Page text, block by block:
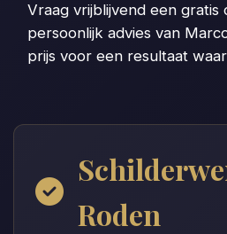
Vraag vrijblijvend een
persoonlijk advies van
prijs voor een resultaat
Roden